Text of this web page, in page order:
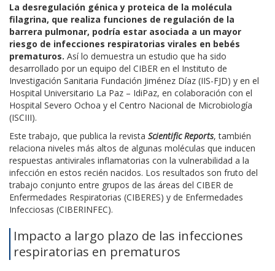
La desregulación génica y proteica de la molécula
filagrina, que realiza funciones de regulación de la
barrera pulmonar, podría estar asociada a un mayor
riesgo de infecciones respiratorias virales en bebés
prematuros. Así lo demuestra un estudio que ha sido
desarrollado por un equipo del CIBER en el Instituto de
Investigación Sanitaria Fundación Jiménez Díaz (IIS-FJD) y en el
Hospital Universitario La Paz – IdiPaz, en colaboración con el
Hospital Severo Ochoa y el Centro Nacional de Microbiología
(ISCIII).
Este trabajo, que publica la revista Scientific Reports, también
relaciona niveles más altos de algunas moléculas que inducen
respuestas antivirales inflamatorias con la vulnerabilidad a la
infección en estos recién nacidos. Los resultados son fruto del
trabajo conjunto entre grupos de las áreas del CIBER de
Enfermedades Respiratorias (CIBERES) y de Enfermedades
Infecciosas (CIBERINFEC).
Impacto a largo plazo de las infecciones
respiratorias en prematuros